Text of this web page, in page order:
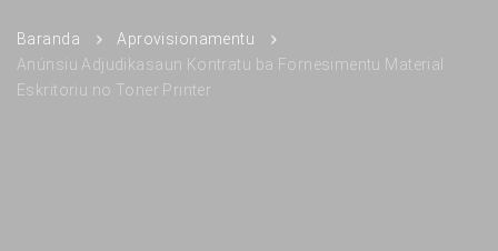
Baranda
Aprovisionamentu
Anúnsiu Adjudikasaun Kontratu ba Fornesimentu Material
Eskritoriu no Toner Printer